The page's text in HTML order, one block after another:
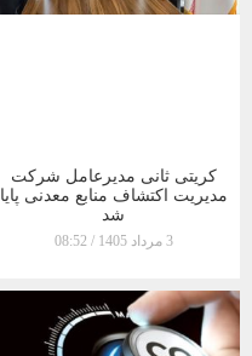
کریتی ثانی مدیرعامل شرکت
مدیریت اکتشاف منابع معدنی پایا
شد
3 مرداد 1405